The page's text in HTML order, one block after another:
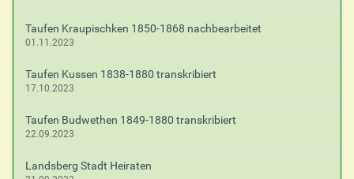
Taufen Kraupischken 1850-1868 nachbearbeitet
01.11.2023
Taufen Kussen 1838-1880 transkribiert
17.10.2023
Taufen Budwethen 1849-1880 transkribiert
22.09.2023
Landsberg Stadt Heiraten